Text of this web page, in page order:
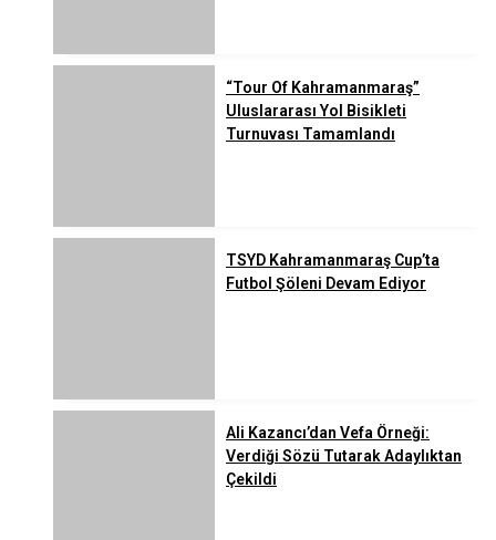
“Tour Of Kahramanmaraş”
Uluslararası Yol Bisikleti
Turnuvası Tamamlandı
TSYD Kahramanmaraş Cup’ta
Futbol Şöleni Devam Ediyor
Ali Kazancı’dan Vefa Örneği:
Verdiği Sözü Tutarak Adaylıktan
Çekildi